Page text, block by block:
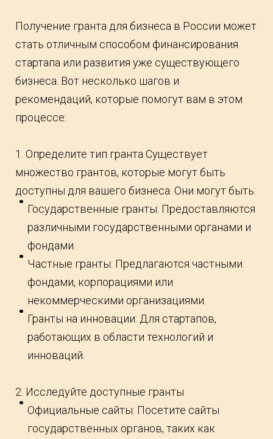
Получение гранта для бизнеса в России может
стать отличным способом финансирования
стартапа или развития уже существующего
бизнеса. Вот несколько шагов и
рекомендаций, которые помогут вам в этом
процессе:
1. Определите тип гранта Существует
множество грантов, которые могут быть
доступны для вашего бизнеса. Они могут быть:
Государственные гранты: Предоставляются
различными государственными органами и
фондами.
Частные гранты: Предлагаются частными
фондами, корпорациями или
некоммерческими организациями.
Гранты на инновации: Для стартапов,
работающих в области технологий и
инноваций.
2. Исследуйте доступные гранты
Официальные сайты: Посетите сайты
государственных органов, таких как